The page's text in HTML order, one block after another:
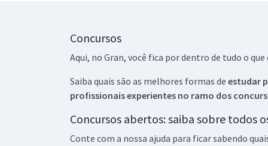
Concursos
Aqui, no Gran, você fica por dentro de tudo o
Saiba quais são as melhores formas de estudar
profissionais experientes no ramo dos
Concursos abertos: saiba sobre todos
Conte com a nossa ajuda para ficar sabendo